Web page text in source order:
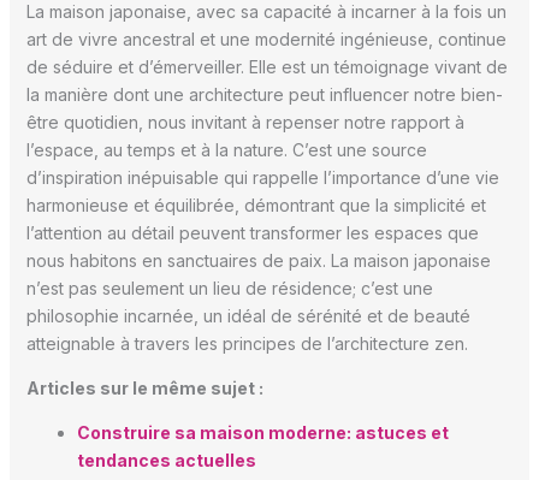
La maison japonaise, avec sa capacité à incarner à la fois un
art de vivre ancestral et une modernité ingénieuse, continue
de séduire et d’émerveiller. Elle est un témoignage vivant de
la manière dont une architecture peut influencer notre bien-
être quotidien, nous invitant à repenser notre rapport à
l’espace, au temps et à la nature. C’est une source
d’inspiration inépuisable qui rappelle l’importance d’une vie
harmonieuse et équilibrée, démontrant que la simplicité et
l’attention au détail peuvent transformer les espaces que
nous habitons en sanctuaires de paix. La maison japonaise
n’est pas seulement un lieu de résidence; c’est une
philosophie incarnée, un idéal de sérénité et de beauté
atteignable à travers les principes de l’architecture zen.
Articles sur le même sujet :
Construire sa maison moderne: astuces et
tendances actuelles